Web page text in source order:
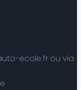
ecole.fr ou via